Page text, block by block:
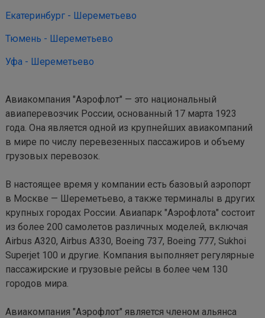
Екатеринбург - Шереметьево
Тюмень - Шереметьево
Уфа - Шереметьево
Авиакомпания "Аэрофлот" — это национальный
авиаперевозчик России, основанный 17 марта 1923
года. Она является одной из крупнейших авиакомпаний
в мире по числу перевезенных пассажиров и объему
грузовых перевозок.
В настоящее время у компании есть базовый аэропорт
в Москве — Шереметьево, а также терминалы в других
крупных городах России. Авиапарк "Аэрофлота" состоит
из более 200 самолетов различных моделей, включая
Airbus A320, Airbus A330, Boeing 737, Boeing 777, Sukhoi
Superjet 100 и другие. Компания выполняет регулярные
пассажирские и грузовые рейсы в более чем 130
городов мира.
Авиакомпания "Аэрофлот" является членом альянса